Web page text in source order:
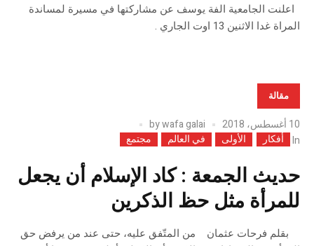
اعلنت الجامعية الفة يوسف عن مشاركتها في مسيرة لمساندة
المراة غدا الاثنين 13 اوت الجاري .
مقالة
10 أغسطس، 2018 bywafa galai
In
أفكار الأولى في العالم مجتمع
حديث الجمعة : كاد الإسلام أن يجعل
للمرأة مثل حظ الذكرين
بقلم فرحات عثمان من المتّفق عليه، حتى عند من يرفض حق